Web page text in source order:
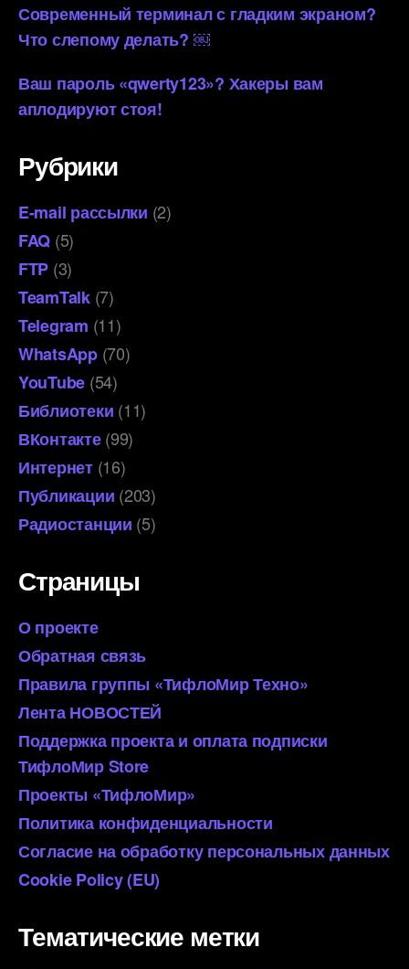
Современный терминал с гладким экраном?
Что слепому делать? ￼
Ваш пароль «qwerty123»? Хакеры вам
аплодируют стоя!
Рубрики
E-mail рассылки (2)
FAQ (5)
FTP (3)
TeamTalk(7)
Telegram (11)
WhatsApp(70)
YouTube (54)
Библиотеки (11)
ВКонтакте(99)
Интернет(16)
Публикации (203)
Радиостанции (5)
Страницы
О проекте
Обратная связь
Правила группы «ТифлоМир Техно»
Лента НОВОСТЕЙ
Поддержка проекта и оплата подписки
ТифлоМир Store
Проекты «ТифлоМир»
Политика конфиденциальности
Согласие на обработку персональных данных
Cookie Policy (EU)
Тематические метки